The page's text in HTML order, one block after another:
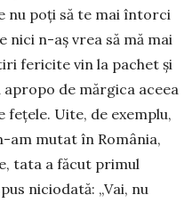
nu poţi să te mai întorci
n-aş vrea să mă mai
fericite vin la pachet şi
de mărgica aceea
Uite, de exemplu,
am mutat în România,
tata a făcut primul
niciodată: „Vai, nu